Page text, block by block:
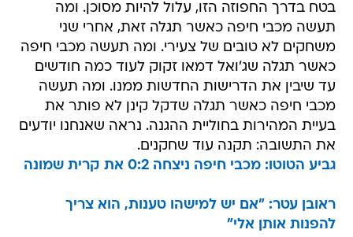
בטח בדרך החפוזה הזו, עלול להיות מסוכן. ומה
תעשה מכבי חיפה כאשר תגלה זאת, אחרי שני
משחקים לא טובים של צעירי. ומה תעשה מכבי חיפה
כאשר תגלה שג'ואל דמאו זקוק לעוד כמה חודשים
עד שיבין את הדרישות החדשות ממנו. ומה תעשה
מכבי חיפה כאשר תגלה שדקל קינן לא פותר את
בעיית המהירות בחוליית ההגנה. נראה שאנחנו יודעים
את התשובה: תקנה עוד שחקנים.
גביע הטוטו: מכבי חיפה ניצחה 0:2 את קרית שמונה
ראובן עטר: "אם יש למישהו טענות, הוא צריך
להפנות אותן אלי"